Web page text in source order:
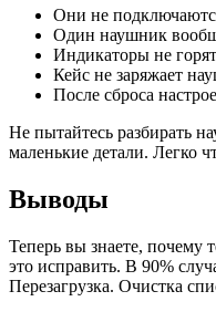
Они не
Один наушник
Индикаторы не
Кейс не заряжает
После сброса
Не пытайтесь разбирать
маленькие детали. Легко
Выводы
Теперь вы знаете, почему
это исправить. В 90%
Перезагрузка. Очистка